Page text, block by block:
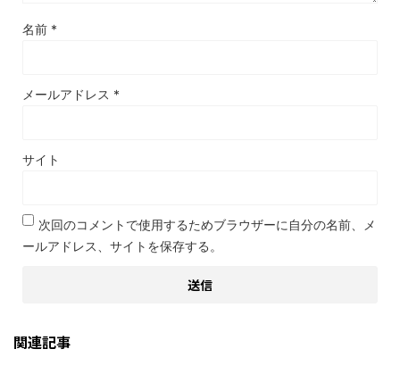
名前 *
メールアドレス *
サイト
次回のコメントで使用するためブラウザーに自分の名前、メ
ールアドレス、サイトを保存する。
関連記事